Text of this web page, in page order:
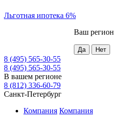
Льготная ипотека 6%
Ваш регион
8 (495) 565-30-55
8 (495) 565-30-55
В вашем регионе
8 (812) 336-60-79
Санкт-Петербург
Компания Компания